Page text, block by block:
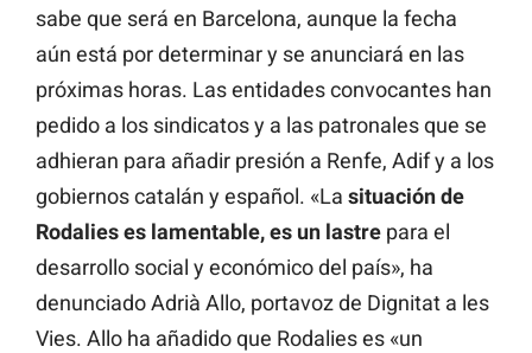
sabe que será en Barcelona, aunque la fecha
aún está por determinar y se anunciará en las
próximas horas. Las entidades convocantes han
pedido a los sindicatos y a las patronales que se
adhieran para añadir presión a Renfe, Adif y a los
gobiernos catalán y español. «La situación de
Rodalies es lamentable, es un lastre para el
desarrollo social y económico del país», ha
denunciado Adrià Allo, portavoz de Dignitat a les
Vies. Allo ha añadido que Rodalies es «un